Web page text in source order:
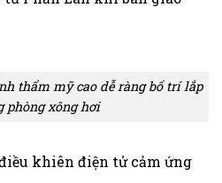
thẩm mỹ cao dễ ràng bố trí lắp
phòng xông hơi